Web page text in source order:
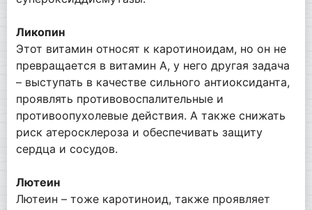
Ликопин
Этот витамин относят к каротиноидам, но он не
превращается в витамин А, у него другая задача
– выступать в качестве сильного антиоксиданта,
проявлять противовоспалительные и
противоопухолевые действия. А также снижать
риск атеросклероза и обеспечивать защиту
сердца и сосудов.
Лютеин
Лютеин – тоже каротиноид, также проявляет